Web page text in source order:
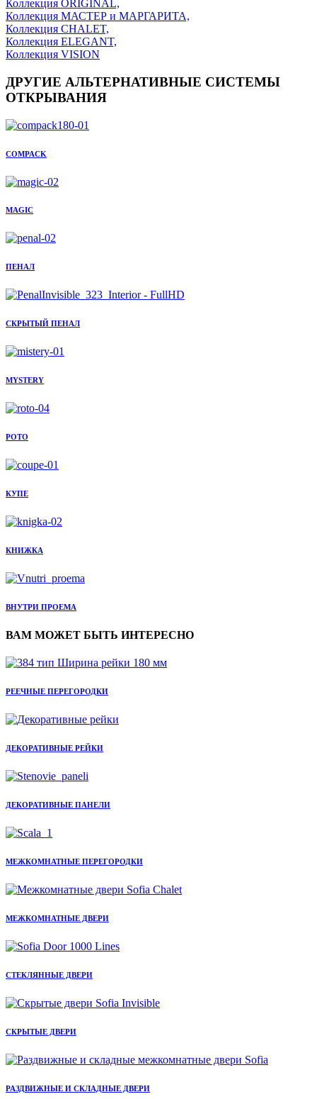
Коллекция ORIGINAL,
Коллекция МАСТЕР и МАРГАРИТА,
Коллекция CHALET,
Коллекция ELEGANT,
Коллекция VISION
ДРУГИЕ АЛЬТЕРНАТИВНЫЕ СИСТЕМЫ
ОТКРЫВАНИЯ
COMPACK
MAGIC
ПЕНАЛ
СКРЫТЫЙ ПЕНАЛ
MYSTERY
РОТО
КУПЕ
КНИЖКА
ВНУТРИ ПРОЕМА
ВАМ МОЖЕТ БЫТЬ ИНТЕРЕСНО
РЕЕЧНЫЕ ПЕРЕГОРОДКИ
ДЕКОРАТИВНЫЕ РЕЙКИ
ДЕКОРАТИВНЫЕ ПАНЕЛИ
МЕЖКОМНАТНЫЕ ПЕРЕГОРОДКИ
МЕЖКОМНАТНЫЕ ДВЕРИ
СТЕКЛЯННЫЕ ДВЕРИ
СКРЫТЫЕ ДВЕРИ
РАЗДВИЖНЫЕ И СКЛАДНЫЕ ДВЕРИ